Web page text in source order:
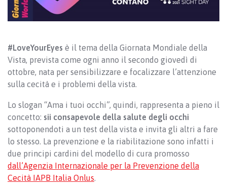
#LoveYourEyes è il tema della Giornata Mondiale della
Vista, prevista come ogni anno il secondo giovedì di
ottobre, nata per sensibilizzare e focalizzare l’attenzione
sulla cecità e i problemi della vista.
Lo slogan “Ama i tuoi occhi”, quindi, rappresenta a pieno il
concetto: sii consapevole della salute degli occhi
sottoponendoti a un test della vista e invita gli altri a fare
lo stesso. La prevenzione e la riabilitazione sono infatti i
due principi cardini del modello di cura promosso
dall’Agenzia Internazionale per la Prevenzione della
Cecità IAPB Italia Onlus.